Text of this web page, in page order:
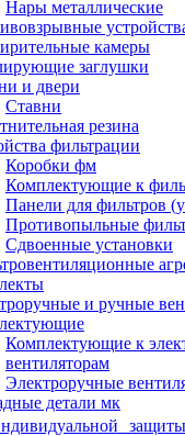
Нары металлические
камеры
заглушки
и двери
Ставни
резина
фильтрации
Коробки фм
Комплектующие к
Панели для фильтров
Противопыльные
Сдвоенные установки
и ручные
Комплектующие к
вентиляторам
Электроручные
детали мк
защиты